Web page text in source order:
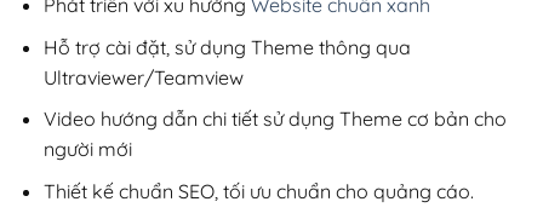
Hỗ trợ cài đặt, sử dụng Theme thông qua
Ultraviewer/Teamview
Video hướng dẫn chi tiết sử dụng Theme cơ bản cho
người mới
Thiết kế chuẩn SEO, tối ưu chuẩn cho quảng cáo.